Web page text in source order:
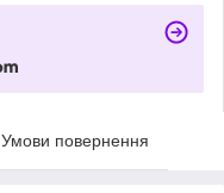
Умови повернення